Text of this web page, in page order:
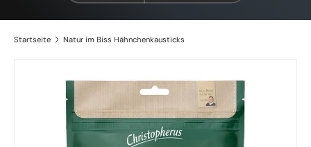
Startseite Natur im Biss Hähnchenkausticks
Zu Produktinformationen springen